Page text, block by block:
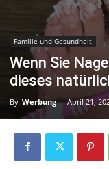
Familie und Gesundheit
Wenn Sie
dieses
By Werbung - April 21,